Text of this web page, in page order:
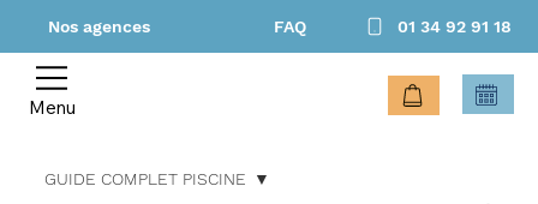
Nos agences FAQ 01 34 92 91 18
Menu
GUIDE COMPLET PISCINE